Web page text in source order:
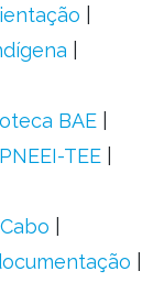
BAE
PNEEI-TEE